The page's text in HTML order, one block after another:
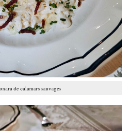
de calamars sauvages